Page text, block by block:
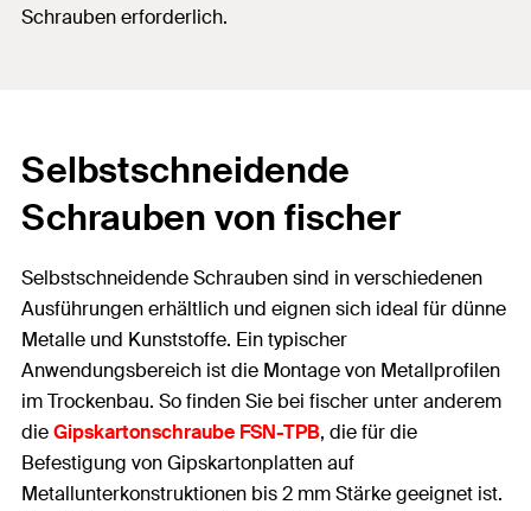
Schrauben erforderlich.
Selbstschneidende
Schrauben von fischer
Selbstschneidende Schrauben sind in verschiedenen
Ausführungen erhältlich und eignen sich ideal für dünne
Metalle und Kunststoffe. Ein typischer
Anwendungsbereich ist die Montage von Metallprofilen
im Trockenbau. So finden Sie bei fischer unter anderem
dieGipskartonschraube FSN-TPB, die für die
Befestigung von Gipskartonplatten auf
Metallunterkonstruktionen bis 2 mm Stärke geeignet ist.